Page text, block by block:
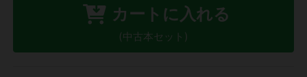
カートに入れる
(中古本セット)